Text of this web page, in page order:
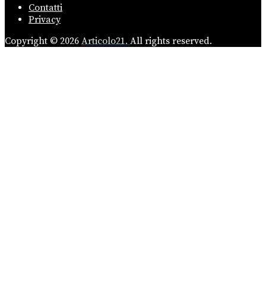
Contatti
Privacy
Copyright © 2026 Articolo21. All rights reserved.